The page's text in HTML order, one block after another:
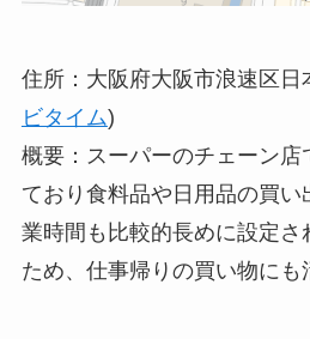
住所：大阪府大阪市浪速区日
ビタイム)
概要：スーパーのチェーン店
ており食料品や日用品の買い
業時間も比較的長めに設定さ
ため、仕事帰りの買い物にも